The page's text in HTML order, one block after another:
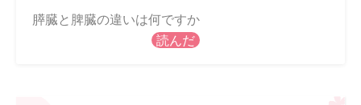
膵臓と脾臓の違いは何ですか
読んだ